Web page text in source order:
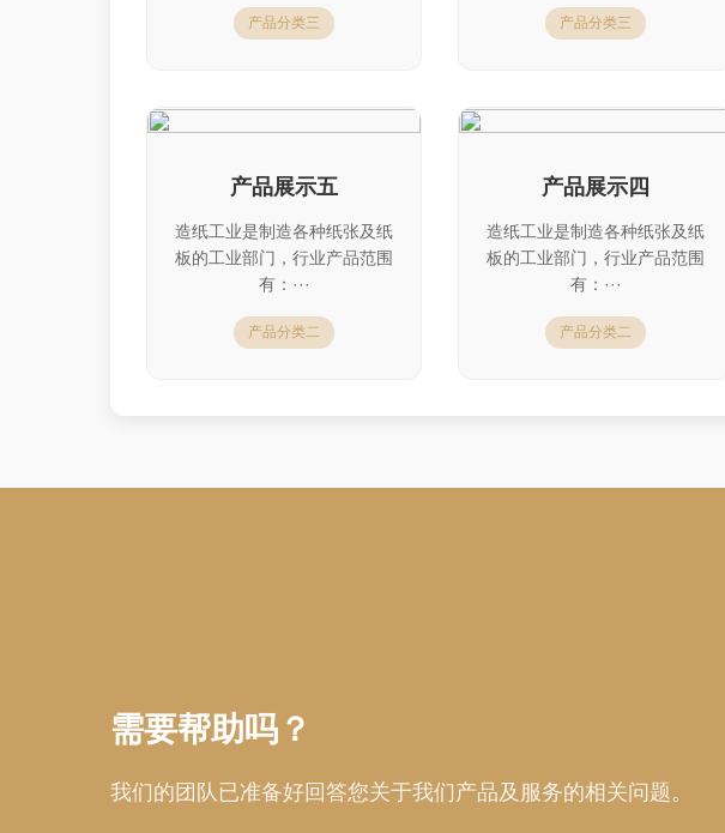
产品分类三 产品分类三
产品展示五
造纸工业是制造各种纸张及纸
板的工业部门，行业产品范围
有：···
产品分类二
产品展示四
造纸工业是制造各种纸张及纸
板的工业部门，行业产品范围
有：···
产品分类二
需要帮助吗？
我们的团队已准备好回答您关于我们产品及服务的相关问题。